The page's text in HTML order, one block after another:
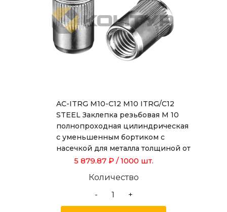
AC-ITRG M10-C12 M10 ITRG/C12
STEEL Заклепка резьбовая М 10
полнопроходная цилиндрическая
с уменьшенным бортиком с
насечкой для металла толщиной от
1,0 до 3,5 мм, длиной 19,0 мм
5 879.87 ₽ / 1000 шт.
Количество
-
+